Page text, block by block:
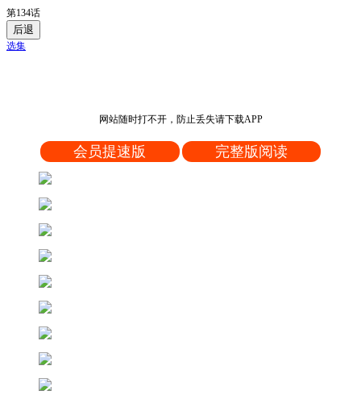
第134话
后退
选集
网站随时打不开，防止丢失请下载APP
会员提速版 完整版阅读